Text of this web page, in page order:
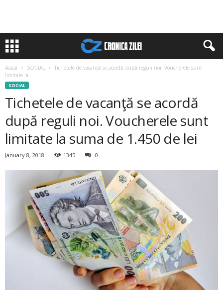
Acasă SOCIAL
Tichetele de vacanţă se acordă după reguli noi. Voucherele sunt
limitate la...
SOCIAL
Tichetele de vacanţă se acordă
după reguli noi. Voucherele sunt
limitate la suma de 1.450 de lei
January 8, 2018 1345 0